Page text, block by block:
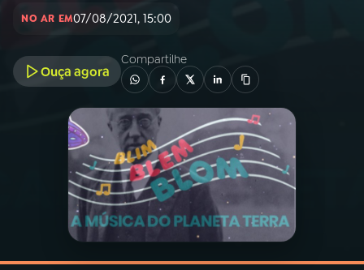
PROGRAMAS
PODCASTS
06VIDEOCASTS
NO AR EM07/08/2021, 15:00
Ouça agora
Compartilhe